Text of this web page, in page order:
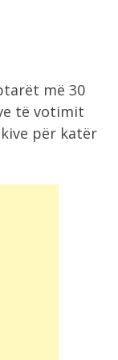
më 30
të votimit
për katër